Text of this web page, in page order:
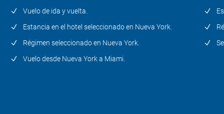
Vuelo de ida y vuelta.
Estancia en el hotel seleccionado en Nueva York.
Régimen seleccionado en Nueva York.
Vuelo desde Nueva York a Miami.